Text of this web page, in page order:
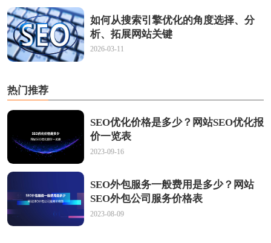
如何从搜索引擎优化的角度选择、分
析、拓展网站关键
2026-03-11
热门推荐
SEO优化价格是多少？网站SEO优化报
价一览表
2023-09-16
SEO外包服务一般费用是多少？网站
SEO外包公司服务价格表
2023-08-09